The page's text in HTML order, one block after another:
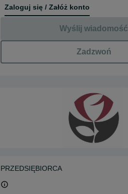
Zaloguj się / Załóż konto
Wyślij wiadomość
Zadzwoń
PRZEDSIĘBIORCA